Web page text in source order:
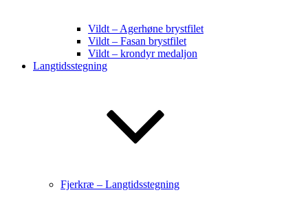
Vildt – Agerhøne brystfilet
Vildt – Fasan brystfilet
Vildt – krondyr medaljon
Langtidsstegning
Fjerkræ – Langtidsstegning